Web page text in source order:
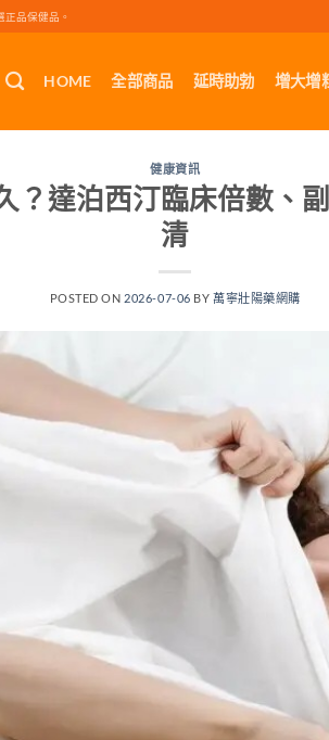
品保健品。
HOME 全部商品 延時助勃 增大增
健康資訊
？達泊西汀臨床倍數、
清
POSTED ON 2026-07-06 BY萬寧壯陽藥網購